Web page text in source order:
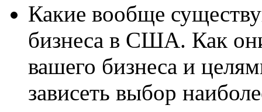
Какие вообще
бизнеса в США. Как
вашего бизнеса и
зависеть выбор